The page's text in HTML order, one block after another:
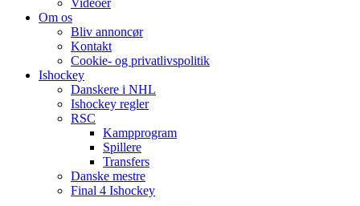
Videoer
Om os
Bliv annoncør
Kontakt
Cookie- og privatlivspolitik
Ishockey
Danskere i NHL
Ishockey regler
RSC
Kampprogram
Spillere
Transfers
Danske mestre
Final 4 Ishockey